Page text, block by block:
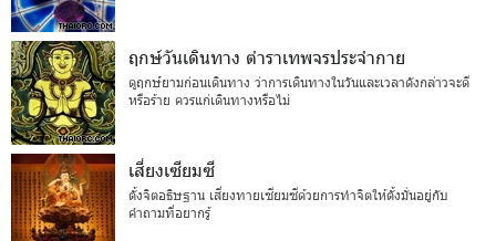
ฤกษ์วันเดินทาง ตำราเทพจรประจำกาย
ดูฤกษ์ยามก่อนเดินทาง ว่าการเดินทางในวันและเวลาดังกล่าวจะดี
หรือร้าย ควรแก่เดินทางหรือไม่
เสี่ยงเซียมซี
ตั้งจิตอธิษฐาน เสี่ยงทายเซียมซีด้วยการทำจิตให้ตั้งมั่นอยู่กับ
คำถามที่อยากรู้